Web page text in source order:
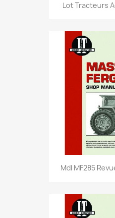
Lot Tracteurs
Mdl MF285